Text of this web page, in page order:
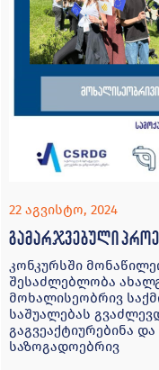
22 აგვისტო, 2024
გამარჯვებული
კონკურსში
შესაძლებლობა
მოხალისეობრივ
საშუალებას
გაგვეაქტიურებინა
საზოგადოებრივ